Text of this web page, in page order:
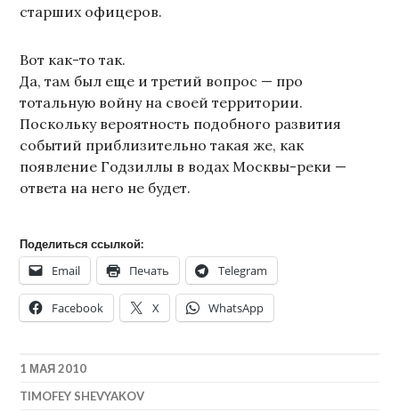
старших офицеров.
Вот как-то так.
Да, там был еще и третий вопрос — про
тотальную войну на своей территории.
Поскольку вероятность подобного развития
событий приблизительно такая же, как
появление Годзиллы в водах Москвы-реки —
ответа на него не будет.
Поделиться ссылкой:
Email Печать Telegram
Facebook X WhatsApp
1 МАЯ 2010
TIMOFEY SHEVYAKOV